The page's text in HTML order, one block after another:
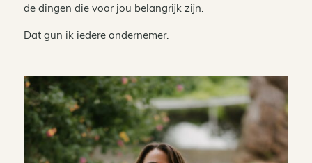
de dingen die voor jou belangrijk zijn.
Dat gun ik iedere ondernemer.